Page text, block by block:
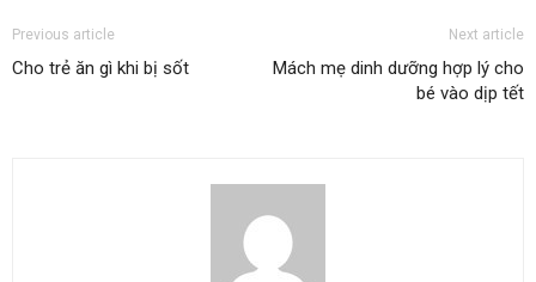
Previous article
Cho trẻ ăn gì khi bị sốt
Next article
Mách mẹ dinh dưỡng hợp lý cho
bé vào dịp tết